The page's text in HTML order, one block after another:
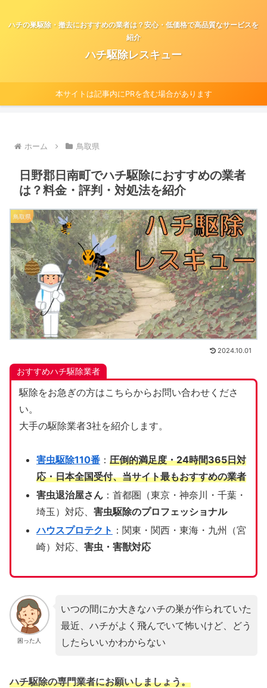
ハチの巣駆除・撤去におすすめの業者は？安心・低価格で高品質なサービスを
紹介
ハチ駆除レスキュー
本サイトは記事内にPRを含む場合があります
ホーム 鳥取県
日野郡日南町でハチ駆除におすすめの業者
は？料金・評判・対処法を紹介
鳥取県
2024.10.01
おすすめハチ駆除業者
駆除をお急ぎの方はこちらからお問い合わせくださ
い。
大手の駆除業者3社を紹介します。
害虫駆除110番： 圧倒的満足度・24時間365日対
応・日本全国受付、当サイト最もおすすめの業者
害虫退治屋さん：首都圏（東京・神奈川・千葉・
埼玉）対応、 害虫駆除のプロフェッショナル
ハウスプロテクト ：関東・関西・東海・九州（宮
崎）対応、 害虫・害獣対応
困った人
いつの間にか大きなハチの巣が作られていた
最近、ハチがよく飛んでいて怖いけど、どう
したらいいかわからない
ハチ駆除の専門業者にお願いしましょう。